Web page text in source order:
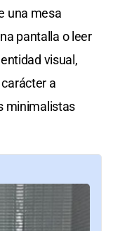
una mesa
pantalla o leer
visual,
a
minimalistas